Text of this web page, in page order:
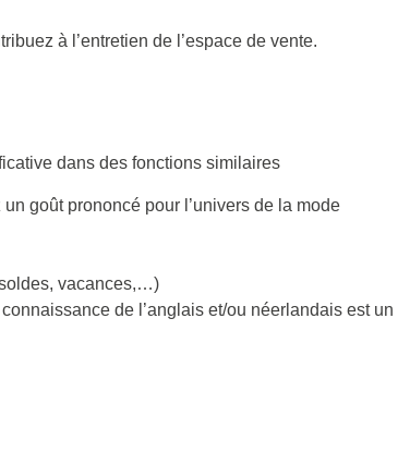
à l’entretien de l’espace de vente.
dans des fonctions similaires
goût prononcé pour l’univers de la mode
vacances,…)
de l’anglais et/ou néerlandais est un